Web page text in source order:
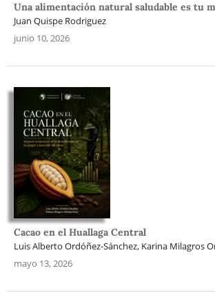
Una alimentación natural saludable es tu
Juan Quispe Rodriguez
junio 10, 2026
Cacao en el Huallaga Central
Luis Alberto Ordóñez-Sánchez, Karina Milagros
mayo 13, 2026